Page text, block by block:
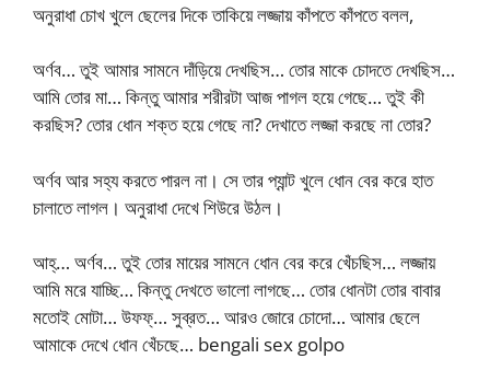
অনুরাধা চোখ খুলে ছেলের দিকে তাকিয়ে লজ্জায় কাঁপতে কাঁপতে বলল,
অর্ণব… তুই আমার সামনে দাঁড়িয়ে দেখছিস… তোর মাকে চোদতে দেখছিস…
আমি তোর মা… কিন্তু আমার শরীরটা আজ পাগল হয়ে গেছে… তুই কী
করছিস? তোর ধোন শক্ত হয়ে গেছে না? দেখাতে লজ্জা করছে না তোর?
অর্ণব আর সহ্য করতে পারল না। সে তার প্যান্ট খুলে ধোন বের করে হাত
চালাতে লাগল। অনুরাধা দেখে শিউরে উঠল।
আহ্‌… অর্ণব… তুই তোর মায়ের সামনে ধোন বের করে খেঁচছিস… লজ্জায়
আমি মরে যাচ্ছি… কিন্তু দেখতে ভালো লাগছে… তোর ধোনটা তোর বাবার
মতোই মোটা… উফফ্‌… সুব্রত… আরও জোরে চোদো… আমার ছেলে
আমাকে দেখে ধোন খেঁচছে… bengali sex golpo